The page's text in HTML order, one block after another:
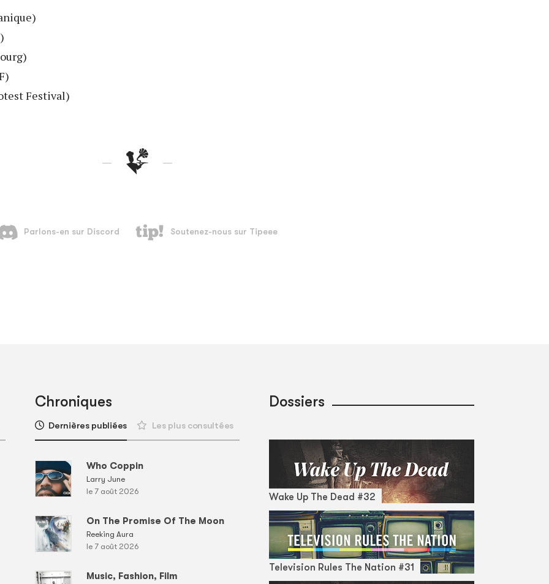
Festival)
Chroniques
Dernières publiées Les plus consultées
Who Coppin
Larry June
le 7 août 2026
On The Promise Of The Moon
Reeking Aura
le 7 août 2026
Music, Fashion, Film
Dossiers
Wake Up The Dead #32
Television Rules The Nation #31